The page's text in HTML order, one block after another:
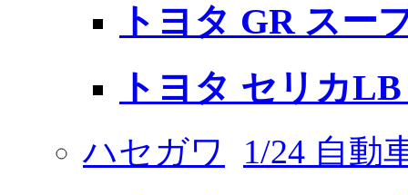
トヨタ GR スー
トヨタ セリカ
ハセガワ 1/24 自動